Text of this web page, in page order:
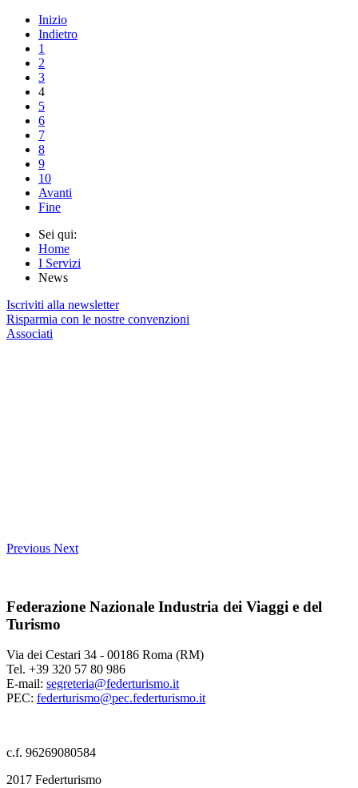
Inizio
Indietro
1
2
3
4
5
6
7
8
9
10
Avanti
Fine
Sei qui:
Home
I Servizi
News
Iscriviti alla newsletter
Risparmia con le nostre convenzioni
Associati
Previous Next
Federazione Nazionale Industria dei Viaggi e del
Turismo
Via dei Cestari 34 - 00186 Roma (RM)
Tel. +39 320 57 80 986
E-mail: segreteria@federturismo.it
PEC: federturismo@pec.federturismo.it
c.f. 96269080584
2017 Federturismo